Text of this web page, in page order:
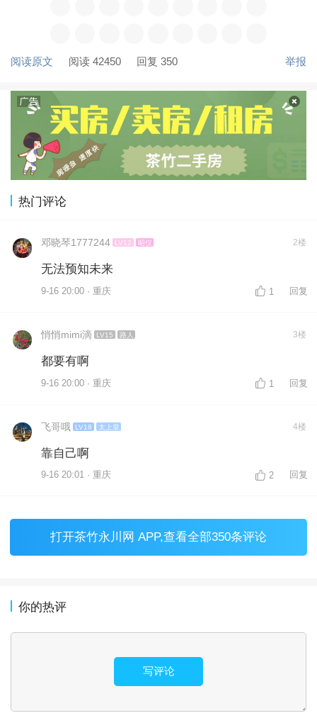
阅读原文 阅读 42450 回复 350 举报
热门评论
邓晓琴1777244 LV12 昭仪 2楼
无法预知未来
9-16 20:00 · 重庆 1 回复
悄悄mimi滴 LV15 路人 3楼
都要有啊
9-16 20:00 · 重庆 1 回复
飞哥哦 LV18 太上皇 4楼
靠自己啊
9-16 20:01 · 重庆 2 回复
打开茶竹永川网 APP,查看全部350条评论
你的热评
写评论